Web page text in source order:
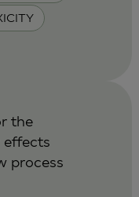
the
process